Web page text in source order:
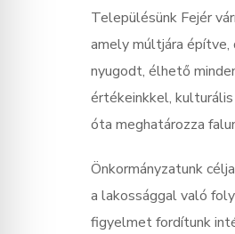
Településünk Fejér
amely múltjára
nyugodt, élhető
értékeinkkel,
óta meghatározza
Önkormányzatunk
a lakossággal való
figyelmet fordítunk